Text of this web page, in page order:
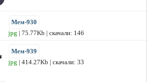
Мем-930
jpg | 75.77Kb | скачали: 146
Мем-939
jpg | 414.27Kb | скачали: 33